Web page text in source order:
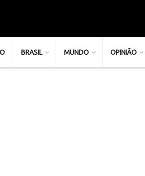
BRASIL MUNDO OPINIÃO